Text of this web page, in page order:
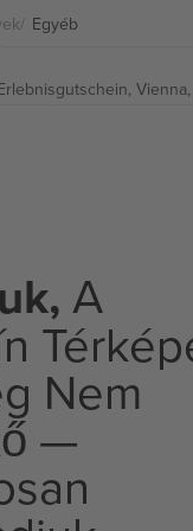
Egyéb
A
Nem
—